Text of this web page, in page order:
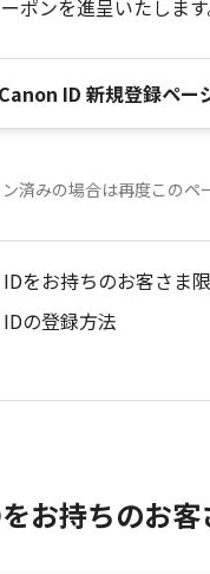
ポンを進呈いたします
Canon ID 新規登録ペー
済みの場合は再度このペ
をお持ちのお客さま
の登録方法
お持ちのお客